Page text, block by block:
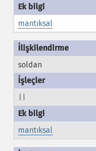
mantıksal
soldan
mantıksal